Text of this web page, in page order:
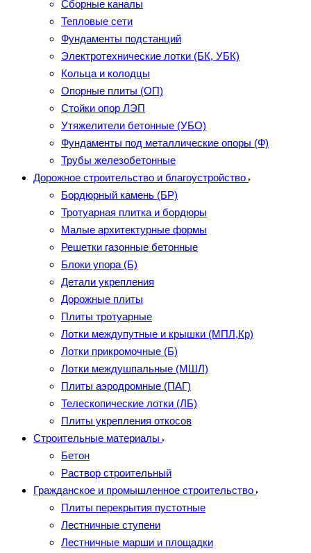
Сборные каналы
Тепловые сети
Фундаменты подстанций
Электротехнические лотки (БК, УБК)
Кольца и колодцы
Опорные плиты (ОП)
Стойки опор ЛЭП
Утяжелители бетонные (УБО)
Фундаменты под металлические опоры (Ф)
Трубы железобетонные
Дорожное строительство и благоустройство
Бордюрный камень (БР)
Тротуарная плитка и бордюры
Малые архитектурные формы
Решетки газонные бетонные
Блоки упора (Б)
Детали укрепления
Дорожные плиты
Плиты тротуарные
Лотки междупутные и крышки (МПЛ,Кр)
Лотки прикромочные (Б)
Лотки междушпальные (МШЛ)
Плиты аэродромные (ПАГ)
Телескопические лотки (ЛБ)
Плиты укрепления откосов
Строительные материалы
Бетон
Раствор строительный
Гражданское и промышленное строительство
Плиты перекрытия пустотные
Лестничные ступени
Лестничные марши и площадки